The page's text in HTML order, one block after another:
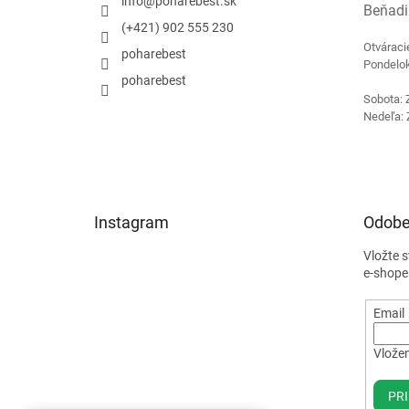
(+421) 902 555 230
poharebest
poharebest
Sobota:
Nedeľa:
Instagram
Vložte
e-
Email